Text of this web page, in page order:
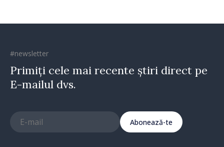
#newsletter
Primiți cele mai recente știri direct pe
E-mailul dvs.
Abonează-te